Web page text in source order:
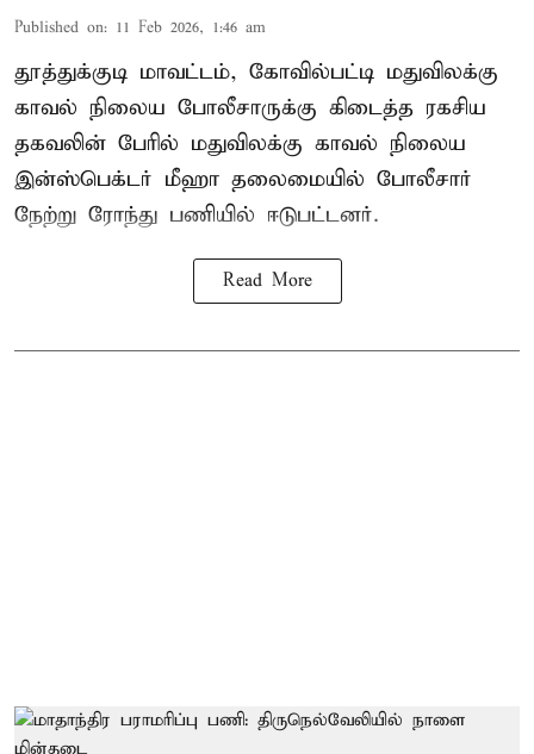
Published on: 11 Feb 2026, 1:46 am
தூத்துக்குடி மாவட்டம், கோவில்பட்டி மதுவிலக்கு
காவல் நிலைய போலீசாருக்கு கிடைத்த ரகசிய
தகவலின் பேரில் மதுவிலக்கு காவல் நிலைய
இன்ஸ்பெக்டர் மீஹா தலைமையில் போலீசார்
நேற்று ரோந்து பணியில் ஈடுபட்டனர்.
Read More